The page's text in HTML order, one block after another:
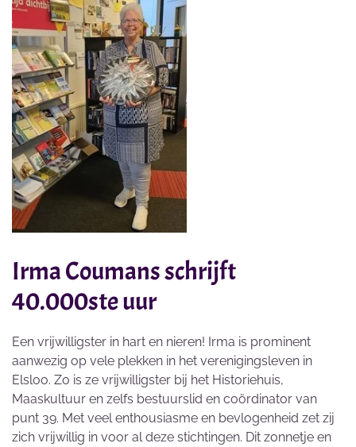
Irma Coumans schrijft
40.000ste uur
Een vrijwilligster in hart en nieren! Irma is prominent
aanwezig op vele plekken in het verenigingsleven in
Elsloo. Zo is ze vrijwilligster bij het Historiehuis,
Maaskultuur en zelfs bestuurslid en coördinator van
punt 39. Met veel enthousiasme en bevlogenheid zet zij
zich vrijwillig in voor al deze stichtingen. Dit zonnetje en